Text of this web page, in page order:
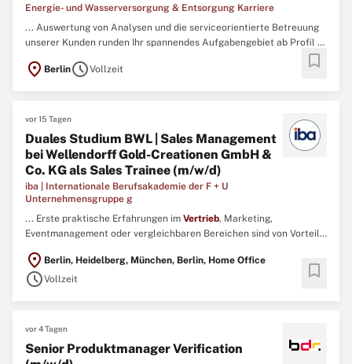
Energie- und Wasserversorgung & Entsorgung Karriere
... Auswertung von Analysen und die serviceorientierte Betreuung
unserer Kunden runden Ihr spannendes Aufgabengebiet ab Profil •
erfolgreich abgeschlossen • Idealerweise haben Sie bereits
location_on BerlinscheduleVollzeit bookmark
vor 15 Tagen
Duales Studium BWL | Sales Management
bei Wellendorff Gold-Creationen GmbH &
Co. KG als Sales Trainee (m/w/d)
iba | Internationale Berufsakademie der F + U
Unternehmensgruppe g
... Erste praktische Erfahrungen im Vertrieb, Marketing,
Eventmanagement oder vergleichbaren Bereichen sind von Vorteil.
Wort und Schrift. ...
location_on Berlin, Heidelberg, München, Berlin, Home Office
scheduleVollzeit bookmark
vor 4 Tagen
Senior Produktmanager Verification